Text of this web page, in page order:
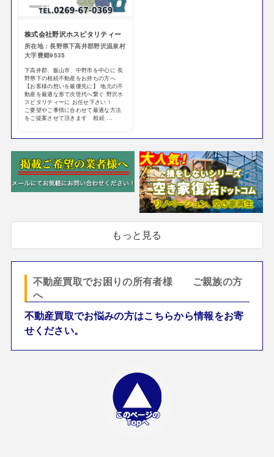
株式会社野沢ホスピタリティー
所在地：長野県下高井郡野沢温泉村
大字豊郷9535
下高井郡、飯山市、中野市を中心に 長
野県下の相続不動産をお持ちの方へ
【お客様の想いを最優先に】 地元の不
動産を最適な形で次世代へ繋ぐ 野沢ホ
スピタリティーに お任せ下さい！
ご要望やご事情に合わせて最適な方法
をご提案させて頂きます 相続 ...
もっと見る
不動産買取でお困りの所有者様 ご親族の方
へ
不動産買取でお悩みの方はこちらから情報をお寄
せください。